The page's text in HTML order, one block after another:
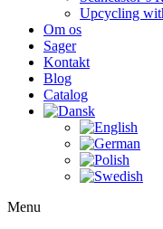
Upcycling
Om os
Sager
Kontakt
Blog
Catalog
Menu